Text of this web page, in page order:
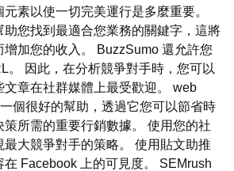
素以使一切完美運行是多麼重要。
助您找到最適合您業務的關鍵字，這將
加您的收入。 BuzzSumo 還允許您
。 因此，在分析競爭對手時，您可以
文章在社群媒體上最受歡迎。 web
個很好的幫助，透過它您可以節省時
策所需的重要行銷數據。 使用您的社
大競爭對手的策略。 使用貼文助推
Facebook 上的可見度。 SEMrush